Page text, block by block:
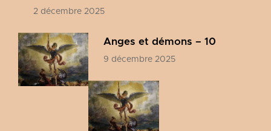
2 décembre 2025
Anges et démons – 10
9 décembre 2025